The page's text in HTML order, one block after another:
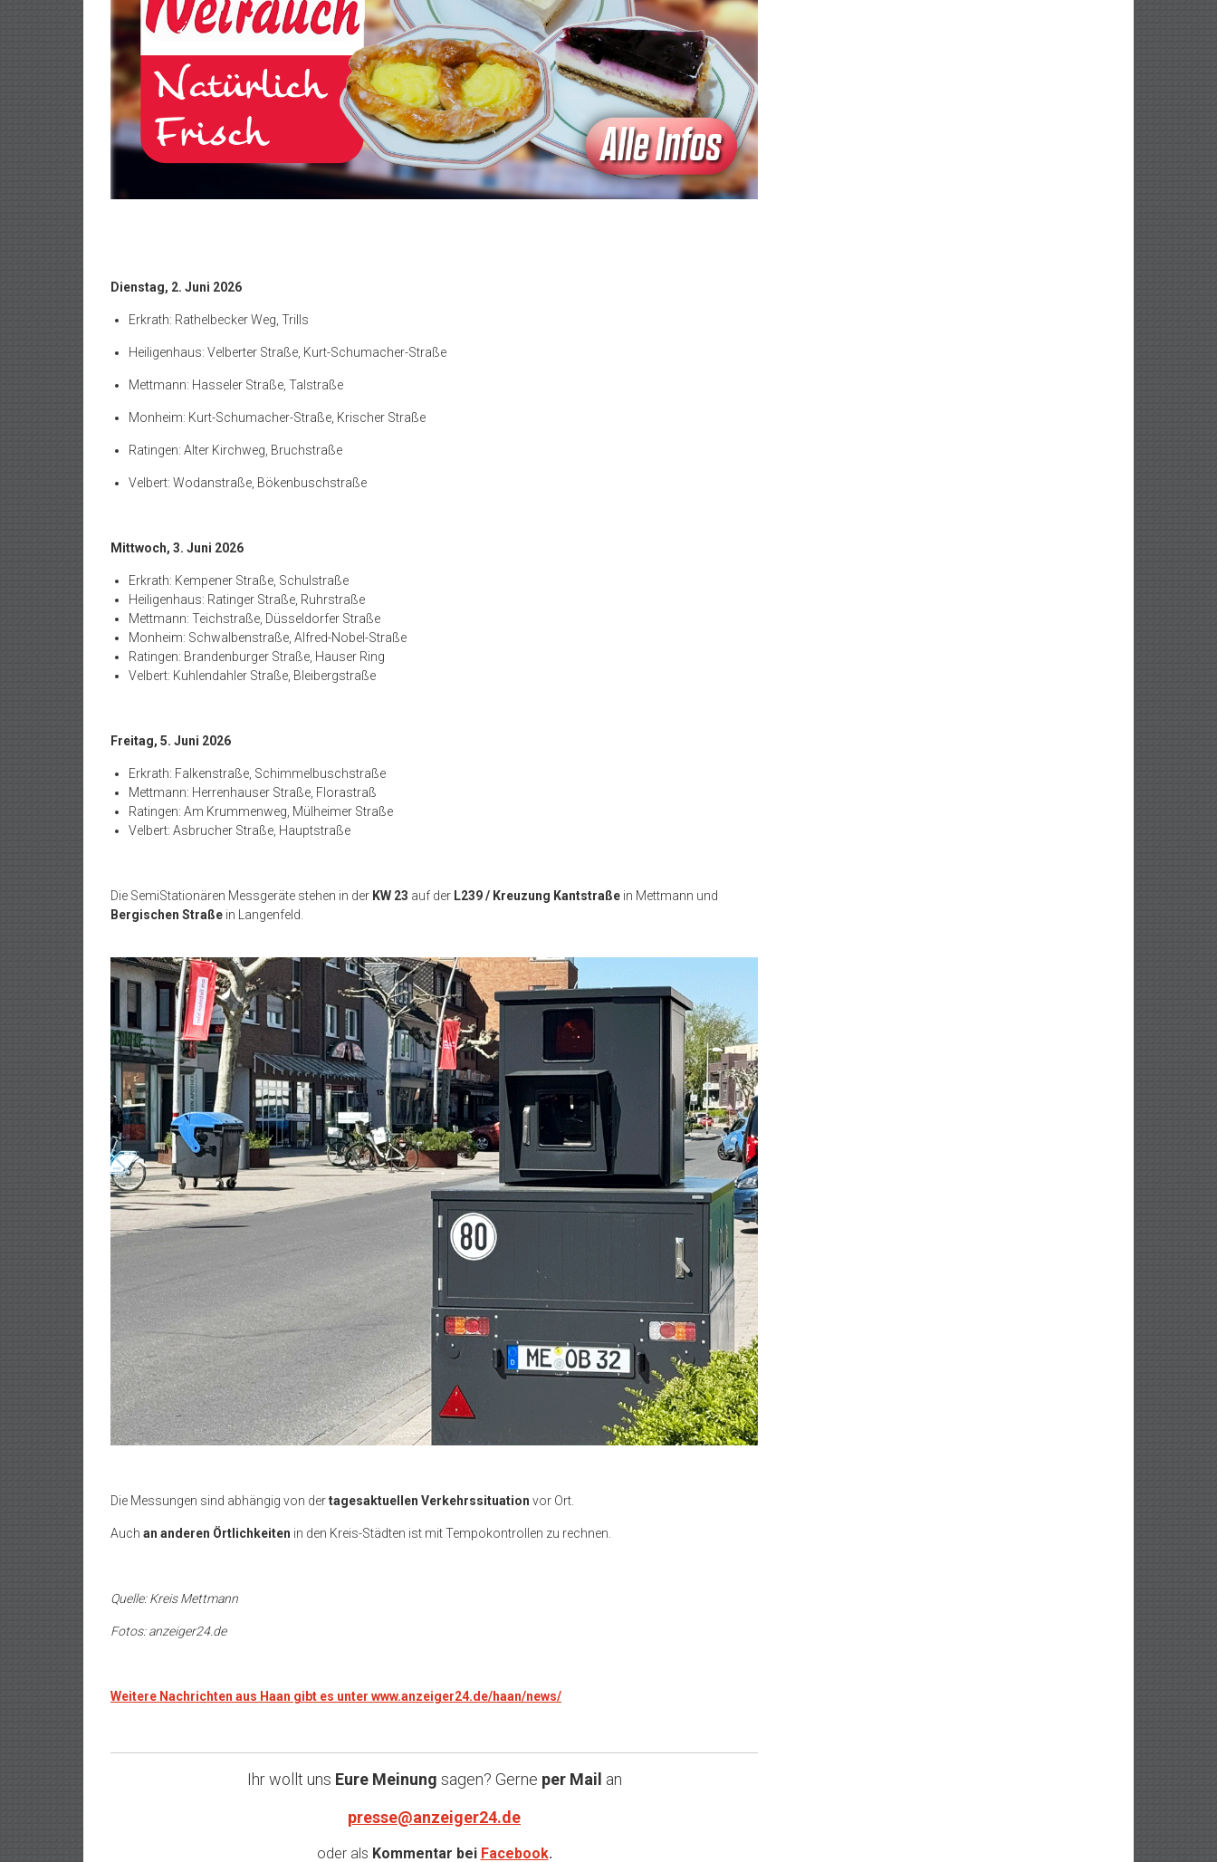
Dienstag, 2. Juni 2026
Erkrath: Rathelbecker Weg, Trills
Heiligenhaus: Velberter Straße, Kurt-Schumacher-Straße
Mettmann: Hasseler Straße, Talstraße
Monheim: Kurt-Schumacher-Straße, Krischer Straße
Ratingen: Alter Kirchweg, Bruchstraße
Velbert: Wodanstraße, Bökenbuschstraße
Mittwoch, 3. Juni 2026
Erkrath: Kempener Straße, Schulstraße
Heiligenhaus: Ratinger Straße, Ruhrstraße
Mettmann: Teichstraße, Düsseldorfer Straße
Monheim: Schwalbenstraße, Alfred-Nobel-Straße
Ratingen: Brandenburger Straße, Hauser Ring
Velbert: Kuhlendahler Straße, Bleibergstraße
Freitag, 5. Juni 2026
Erkrath: Falkenstraße, Schimmelbuschstraße
Mettmann: Herrenhauser Straße, Florastraß
Ratingen: Am Krummenweg, Mülheimer Straße
Velbert: Asbrucher Straße, Hauptstraße
Die SemiStationären Messgeräte stehen in der KW 23 auf der L239 / Kreuzung Kantstraße in Mettmann und
Bergischen Straße in Langenfeld.
Die Messungen sind abhängig von dertagesaktuellen Verkehrssituation vor Ort.
Auch an anderen Örtlichkeiten in den Kreis-Städten ist mit Tempokontrollen zu rechnen.
Quelle: Kreis Mettmann
Fotos: anzeiger24.de
Weitere Nachrichten aus Haan gibt es unter www.anzeiger24.de/haan/news/
Ihr wollt uns Eure Meinung sagen? Gerne per Mail an
presse@anzeiger24.de
oder als Kommentar bei Facebook.